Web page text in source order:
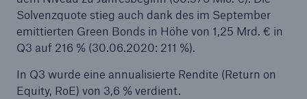
Solvenzquote stieg auch dank des im September
emittierten Green Bonds in Höhe von 1,25 Mrd. € in
Q3 auf 216 % (30.06.2020: 211 %).
In Q3 wurde eine annualisierte Rendite (Return on
Equity, RoE) von 3,6 % verdient.
Cyber
Geschätzte globale wirtschaftliche Kosten der
Internetkriminalität